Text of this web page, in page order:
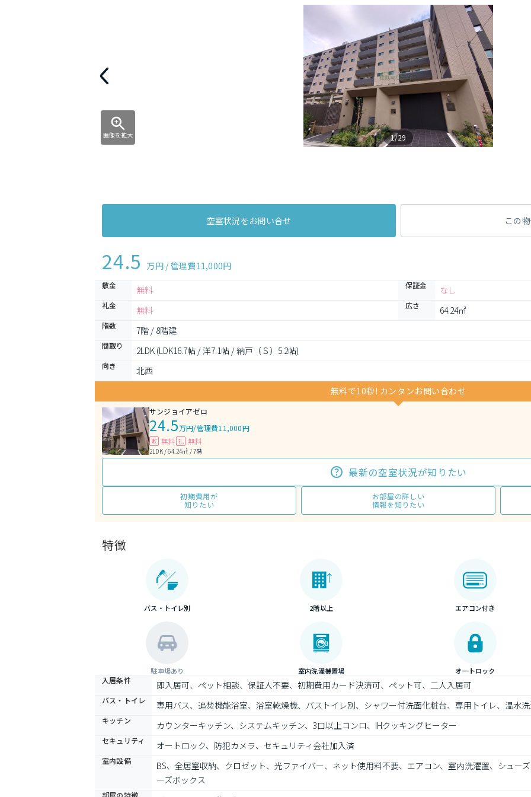
画像を拡大 1/29
空室状況をお問い合せ この
24.5 万円 / 管理費11,000円
敷金 無料 保証金 なし
礼金 無料 広さ 64.24㎡
階数 7階 / 8階建
間取り 2LDK (LDK16.7帖 / 洋7.1帖 / 納戸（Ｓ）5.2帖)
向き
北西
無料で10秒! カンタンお問い合わせ
サンジョイアゼロ
24.5万円/管理費11,000円
敷 無料 礼 無料
2LDK / 64.24㎡ / 7階
最新の空室状況が知りたい
初期費用が
知りたい
お部屋の詳しい
情報を知りたい
特徴
バス・トイレ別 2階以上 エアコン付き
駐車場あり 室内洗濯機置場 オートロック
入居条件 即入居可、ペット相談、保証人不要、初期費用カード決済可、ペット可、二人入居可
バス・トイレ 専用バス、追焚機能浴室、浴室乾燥機、バストイレ別、シャワー付洗面化粧台、専用トイレ、温水
キッチン カウンターキッチン、システムキッチン、3口以上コンロ、IHクッキングヒーター
セキュリティ オートロック、防犯カメラ、セキュリティ会社加入済
室内設備
BS、全居室収納、クロゼット、光ファイバー、ネット使用料不要、エアコン、室内洗濯置、シュー
ーズボックス
部屋の特徴